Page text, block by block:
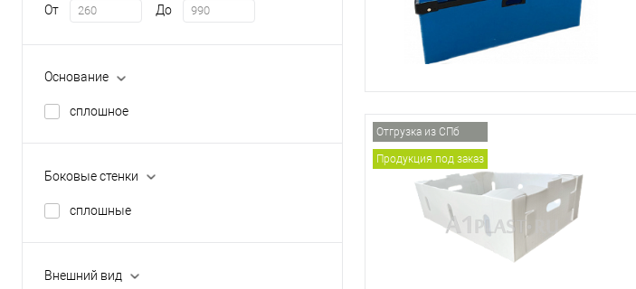
От До
Основание
сплошное
Боковые стенки
сплошные
Внешний вид
Отгрузка из СПб
Продукция под заказ